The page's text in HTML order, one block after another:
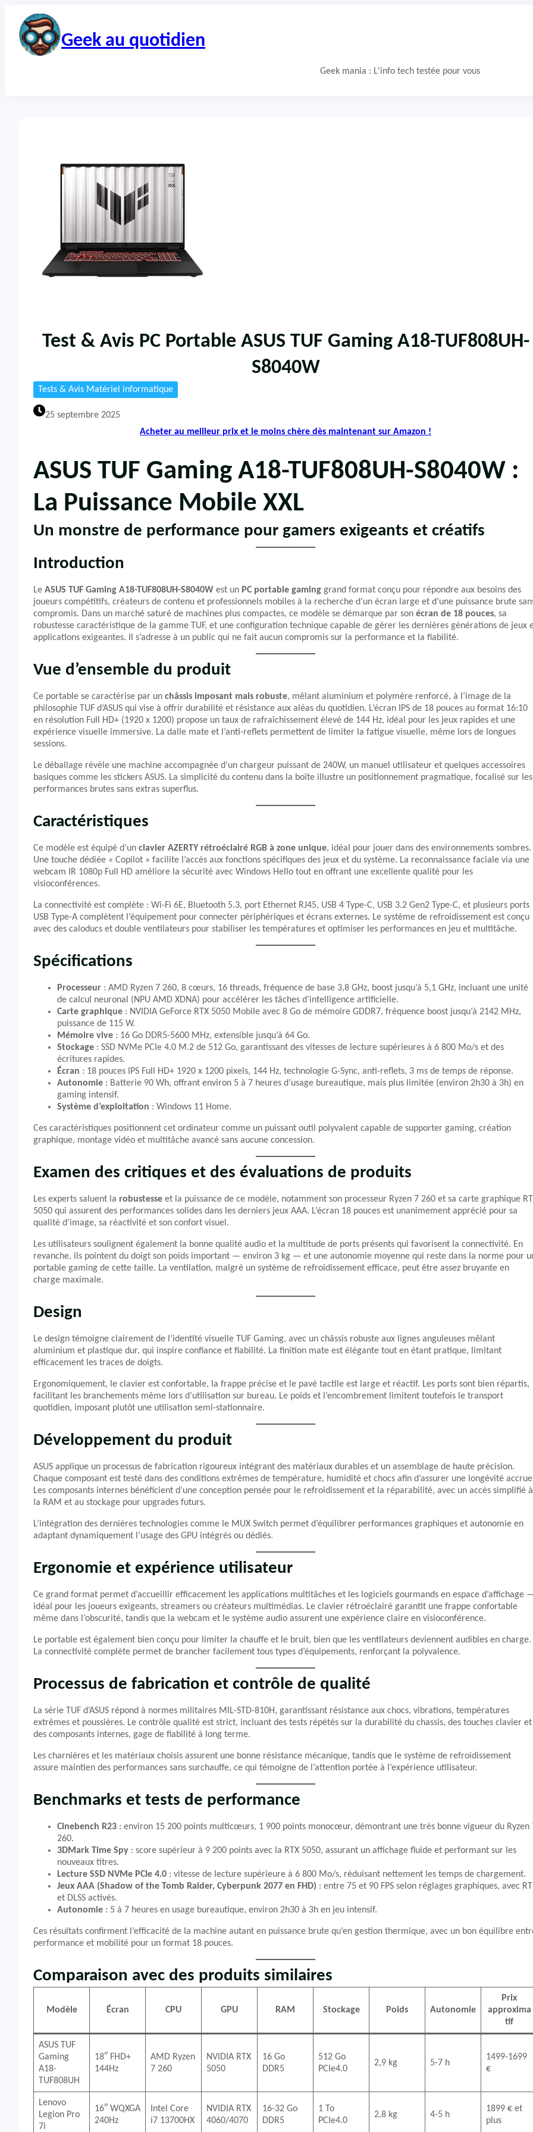
contenu
Geek au quotidien
Geek mania : L'info tech testée pour vous
Test & Avis PC Portable ASUS TUF Gaming A18-TUF808UH-
S8040W
Tests & Avis Matériel informatique
25 septembre 2025
Acheter au meilleur prix et le moins chère dès maintenant sur Amazon !
ASUS TUF Gaming A18-TUF808UH-S8040W :
La Puissance Mobile XXL
Un monstre de performance pour gamers exigeants et créatifs
Introduction
Le ASUS TUF Gaming A18-TUF808UH-S8040W est un PC portable gaming grand format conçu pour répondre aux besoins des
joueurs compétitifs, créateurs de contenu et professionnels mobiles à la recherche d’un écran large et d’une puissance brute
compromis. Dans un marché saturé de machines plus compactes, ce modèle se démarque par son écran de 18 pouces, sa
robustesse caractéristique de la gamme TUF, et une configuration technique capable de gérer les dernières générations de jeux
applications exigeantes. Il s’adresse à un public qui ne fait aucun compromis sur la performance et la fiabilité.
Vue d’ensemble du produit
Ce portable se caractérise par un châssis imposant mais robuste, mêlant aluminium et polymère renforcé, à l’image de la
philosophie TUF d’ASUS qui vise à offrir durabilité et résistance aux aléas du quotidien. L’écran IPS de 18 pouces au format 16:10
en résolution Full HD+ (1920 x 1200) propose un taux de rafraîchissement élevé de 144 Hz, idéal pour les jeux rapides et une
expérience visuelle immersive. La dalle mate et l’anti-reflets permettent de limiter la fatigue visuelle, même lors de longues
sessions.
Le déballage révèle une machine accompagnée d’un chargeur puissant de 240W, un manuel utilisateur et quelques accessoires
basiques comme les stickers ASUS. La simplicité du contenu dans la boîte illustre un positionnement pragmatique, focalisé sur les
performances brutes sans extras superflus.
Caractéristiques
Ce modèle est équipé d’un clavier AZERTY rétroéclairé RGB à zone unique, idéal pour jouer dans des environnements sombres.
Une touche dédiée « Copilot » facilite l’accès aux fonctions spécifiques des jeux et du système. La reconnaissance faciale via une
webcam IR 1080p Full HD améliore la sécurité avec Windows Hello tout en offrant une excellente qualité pour les
visioconférences.
La connectivité est complète : Wi-Fi 6E, Bluetooth 5.3, port Ethernet RJ45, USB 4 Type-C, USB 3.2 Gen2 Type-C, et plusieurs ports
USB Type-A complètent l’équipement pour connecter périphériques et écrans externes. Le système de refroidissement est conçu
avec des caloducs et double ventilateurs pour stabiliser les températures et optimiser les performances en jeu et multitâche.
Spécifications
Processeur : AMD Ryzen 7 260, 8 cœurs, 16 threads, fréquence de base 3,8 GHz, boost jusqu’à 5,1 GHz, incluant une unité
de calcul neuronal (NPU AMD XDNA) pour accélérer les tâches d’intelligence artificielle.
Carte graphique : NVIDIA GeForce RTX 5050 Mobile avec 8 Go de mémoire GDDR7, fréquence boost jusqu’à 2142 MHz,
puissance de 115 W.
Mémoire vive : 16 Go DDR5-5600 MHz, extensible jusqu’à 64 Go.
Stockage : SSD NVMe PCIe 4.0 M.2 de 512 Go, garantissant des vitesses de lecture supérieures à 6 800 Mo/s et des
écritures rapides.
Écran : 18 pouces IPS Full HD+ 1920 x 1200 pixels, 144 Hz, technologie G-Sync, anti-reflets, 3 ms de temps de réponse.
Autonomie : Batterie 90 Wh, offrant environ 5 à 7 heures d’usage bureautique, mais plus limitée (environ 2h30 à 3h) en
gaming intensif.
Système d’exploitation : Windows 11 Home.
Ces caractéristiques positionnent cet ordinateur comme un puissant outil polyvalent capable de supporter gaming, création
graphique, montage vidéo et multitâche avancé sans aucune concession.
Examen des critiques et des évaluations de produits
Les experts saluent la robustesse et la puissance de ce modèle, notamment son processeur Ryzen 7 260 et sa carte graphique
5050 qui assurent des performances solides dans les derniers jeux AAA. L’écran 18 pouces est unanimement apprécié pour sa
qualité d’image, sa réactivité et son confort visuel.
Les utilisateurs soulignent également la bonne qualité audio et la multitude de ports présents qui favorisent la connectivité. En
revanche, ils pointent du doigt son poids important — environ 3 kg — et une autonomie moyenne qui reste dans la norme pour
portable gaming de cette taille. La ventilation, malgré un système de refroidissement efficace, peut être assez bruyante en
charge maximale.
Design
Le design témoigne clairement de l’identité visuelle TUF Gaming, avec un châssis robuste aux lignes anguleuses mêlant
aluminium et plastique dur, qui inspire confiance et fiabilité. La finition mate est élégante tout en étant pratique, limitant
efficacement les traces de doigts.
Ergonomiquement, le clavier est confortable, la frappe précise et le pavé tactile est large et réactif. Les ports sont bien répartis,
facilitant les branchements même lors d’utilisation sur bureau. Le poids et l’encombrement limitent toutefois le transport
quotidien, imposant plutôt une utilisation semi-stationnaire.
Développement du produit
ASUS applique un processus de fabrication rigoureux intégrant des matériaux durables et un assemblage de haute précision.
Chaque composant est testé dans des conditions extrêmes de température, humidité et chocs afin d’assurer une longévité
Les composants internes bénéficient d’une conception pensée pour le refroidissement et la réparabilité, avec un accès simplifié à
la RAM et au stockage pour upgrades futurs.
L’intégration des dernières technologies comme le MUX Switch permet d’équilibrer performances graphiques et autonomie en
adaptant dynamiquement l’usage des GPU intégrés ou dédiés.
Ergonomie et expérience utilisateur
Ce grand format permet d’accueillir efficacement les applications multitâches et les logiciels gourmands en espace d’affichage
idéal pour les joueurs exigeants, streamers ou créateurs multimédias. Le clavier rétroéclairé garantit une frappe confortable
même dans l’obscurité, tandis que la webcam et le système audio assurent une expérience claire en visioconférence.
Le portable est également bien conçu pour limiter la chauffe et le bruit, bien que les ventilateurs deviennent audibles en charge.
La connectivité complète permet de brancher facilement tous types d’équipements, renforçant la polyvalence.
Processus de fabrication et contrôle de qualité
La série TUF d’ASUS répond à normes militaires MIL-STD-810H, garantissant résistance aux chocs, vibrations, températures
extrêmes et poussières. Le contrôle qualité est strict, incluant des tests répétés sur la durabilité du chassis, des touches clavier et
des composants internes, gage de fiabilité à long terme.
Les charnières et les matériaux choisis assurent une bonne résistance mécanique, tandis que le système de refroidissement
assure maintien des performances sans surchauffe, ce qui témoigne de l’attention portée à l’expérience utilisateur.
Benchmarks et tests de performance
Cinebench R23 : environ 15 200 points multicœurs, 1 900 points monocœur, démontrant une très bonne vigueur du Ryzen
260.
3DMark Time Spy : score supérieur à 9 200 points avec la RTX 5050, assurant un affichage fluide et performant sur les
nouveaux titres.
Lecture SSD NVMe PCIe 4.0 : vitesse de lecture supérieure à 6 800 Mo/s, réduisant nettement les temps de chargement.
Jeux AAA (Shadow of the Tomb Raider, Cyberpunk 2077 en FHD) : entre 75 et 90 FPS selon réglages graphiques, avec RT
et DLSS activés.
Autonomie : 5 à 7 heures en usage bureautique, environ 2h30 à 3h en jeu intensif.
Ces résultats confirment l’efficacité de la machine autant en puissance brute qu’en gestion thermique, avec un bon équilibre
performance et mobilité pour un format 18 pouces.
Comparaison avec des produits similaires
Modèle Écran CPU GPU RAM Stockage Poids Autonomie
Prix
approxima
tif
ASUS TUF
Gaming
A18-
TUF808UH
18″ FHD+
144Hz
AMD Ryzen
7 260
NVIDIA RTX
5050
16 Go
DDR5
512 Go
PCIe4.0
2,9 kg 5-7 h
1499-1699
€
Lenovo
Legion Pro
7i
16″ WQXGA
240Hz
Intel Core
i7 13700HX
NVIDIA RTX
4060/4070
16-32 Go
DDR5
1 To
PCIe4.0
2,8 kg 4-5 h
1899 € et
plus